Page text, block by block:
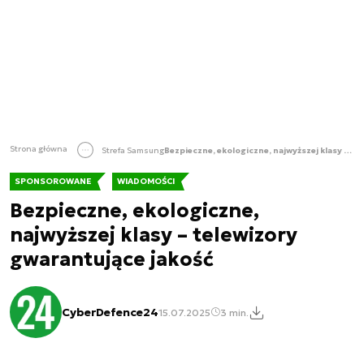
Strona główna Strefa Samsung Bezpieczne, ekologiczne, najwyższej klasy – telewizory gwarantujące jakość
SPONSOROWANE WIADOMOŚCI
Bezpieczne, ekologiczne,
najwyższej klasy – telewizory
gwarantujące jakość
CyberDefence2415.07.2025 3 min.